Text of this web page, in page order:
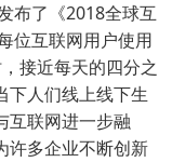
布了《2018全球互
位互联网用户使用
接近每天的四分之
下人们线上线下生
互联网进一步融
许多企业不断创新